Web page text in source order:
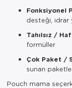
Fonksiyonel
desteği, idrar
Tahılsız /
formüller
Çok Paket /
sunan
Pouch mama